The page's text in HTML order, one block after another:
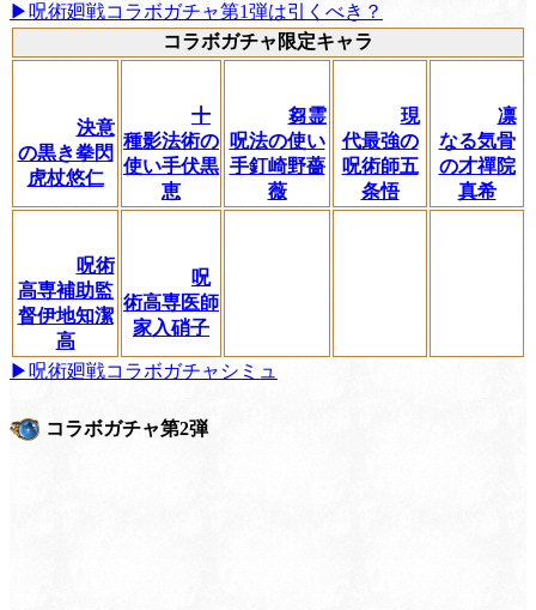
▶呪術廻戦コラボガチャ第1弾は引くべき？
コラボガチャ限定キャラ
決意
の黒き拳閃
虎杖悠仁
十
種影法術の
使い手伏黒
恵
芻霊
呪法の使い
手釘崎野薔
薇
現
代最強の
呪術師五
条悟
凛
なる気骨
の才禪院
真希
呪術
高専補助監
督伊地知潔
高
呪
術高専医師
家入硝子
▶呪術廻戦コラボガチャシミュ
コラボガチャ第2弾